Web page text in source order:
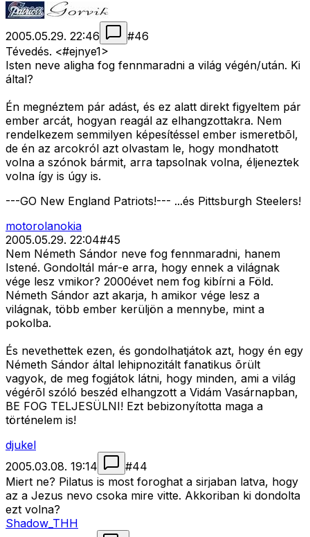
2005.05.29. 22:46 #46
Tévedés. <#ejnye1>
Isten neve aligha fog fennmaradni a világ végén/után. Ki
által?
Én megnéztem pár adást, és ez alatt direkt figyeltem pár
ember arcát, hogyan reagál az elhangzottakra. Nem
rendelkezem semmilyen képesítéssel ember ismeretbõl,
de én az arcokról azt olvastam le, hogy mondhatott
volna a szónok bármit, arra tapsolnak volna, éljeneztek
volna így is úgy is.
---GO New England Patriots!--- ...és Pittsburgh Steelers!
motorolanokia
2005.05.29. 22:04#45
Nem Németh Sándor neve fog fennmaradni, hanem
Istené. Gondoltál már-e arra, hogy ennek a világnak
vége lesz vmikor? 2000évet nem fog kibírni a Föld.
Németh Sándor azt akarja, h amikor vége lesz a
világnak, több ember kerüljön a mennybe, mint a
pokolba.
És nevethettek ezen, és gondolhatjátok azt, hogy én egy
Németh Sándor által lehipnozitált fanatikus õrült
vagyok, de meg fogjátok látni, hogy minden, ami a világ
végérõl szóló beszéd elhangzott a Vidám Vasárnapban,
BE FOG TELJESÜLNI! Ezt bebizonyította maga a
történelem is!
djukel
2005.03.08. 19:14
#44
Miert ne? Pilatus is most foroghat a sirjaban latva, hogy
az a Jezus nevo csoka mire vitte. Akkoriban ki dondolta
ezt volna?
Shadow_THH